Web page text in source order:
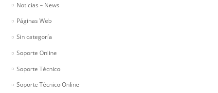
Noticias – News
Páginas Web
Sin categoría
Soporte Online
Soporte Técnico
Soporte Técnico Online